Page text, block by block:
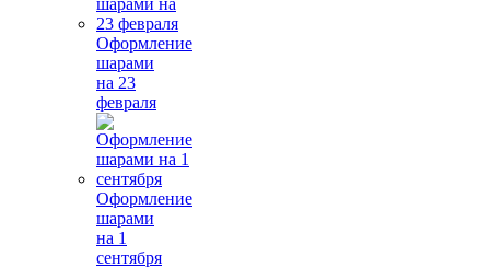
Оформление
шарами
на 23
февраля
Оформление
шарами
на 1
сентября